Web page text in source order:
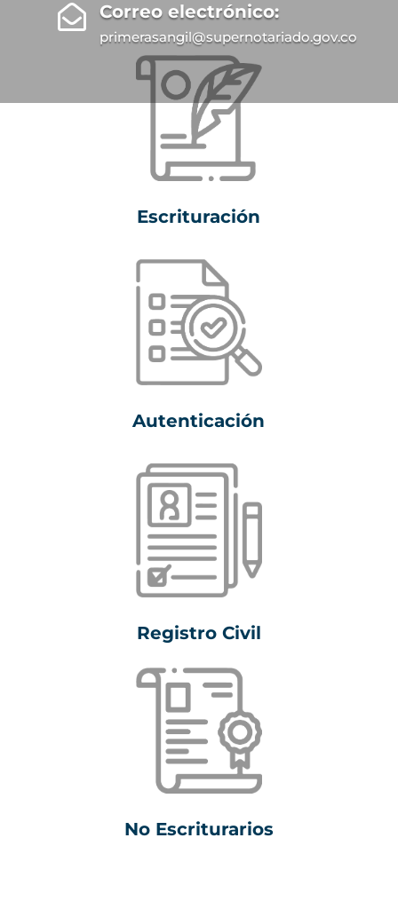
 Correo electrónico:
primerasangil@supernotariado.gov.co
Escrituración
Autenticación
Registro Civil
No Escriturarios